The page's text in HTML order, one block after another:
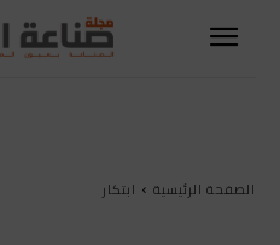
الصفحة الرئيسية ابتكار